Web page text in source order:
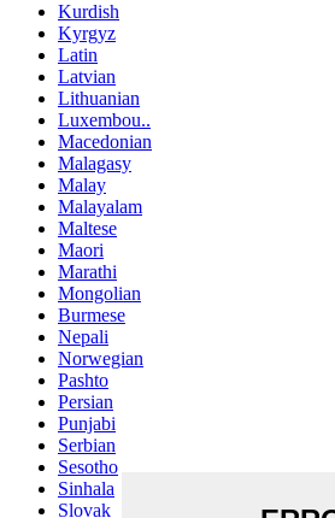
Kurdish
Kyrgyz
Latin
Latvian
Lithuanian
Luxembou..
Macedonian
Malagasy
Malay
Malayalam
Maltese
Maori
Marathi
Mongolian
Burmese
Nepali
Norwegian
Pashto
Persian
Punjabi
Serbian
Sesotho
Sinhala
Slovak